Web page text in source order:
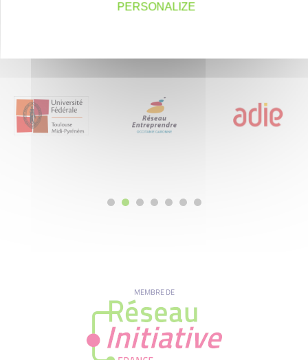
MEMBRE DE
PERSONALIZE